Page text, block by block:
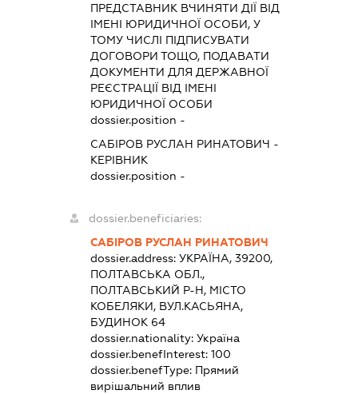
ПРЕДСТАВНИК ВЧИНЯТИ ДІЇ ВІД
ІМЕНІ ЮРИДИЧНОЇ ОСОБИ, У
ТОМУ ЧИСЛІ ПІДПИСУВАТИ
ДОГОВОРИ ТОЩО, ПОДАВАТИ
ДОКУМЕНТИ ДЛЯ ДЕРЖАВНОЇ
РЕЄСТРАЦІЇ ВІД ІМЕНІ
ЮРИДИЧНОЇ ОСОБИ
dossier.position -
САБІРОВ РУСЛАН РИНАТОВИЧ -
КЕРІВНИК
dossier.position -
dossier.beneficiaries:
САБІРОВ РУСЛАН РИНАТОВИЧ
dossier.address: УКРАЇНА, 39200,
ПОЛТАВСЬКА ОБЛ.,
ПОЛТАВСЬКИЙ Р-Н, МІСТО
КОБЕЛЯКИ, ВУЛ.КАСЬЯНА,
БУДИНОК 64
dossier.nationality: Україна
dossier.benefInterest: 100
dossier.benefType: Прямий
вирішальний вплив